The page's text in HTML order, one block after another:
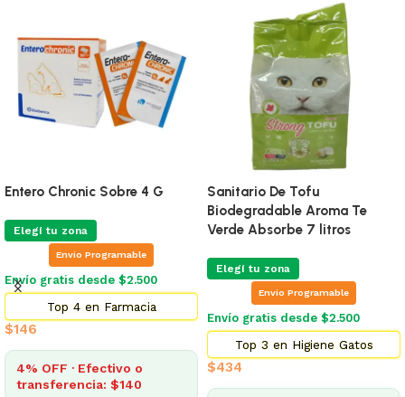
Entero Chronic Sobre 4 G
Elegí tu zona
Envio Programable
Envío gratis desde $2.500
Top 4 en Farmacia
$146
4% OFF · Efectivo o
transferencia: $140
Sanitario De Tofu
Biodegradable Aroma Te
Verde Absorbe 7 litros
Elegí tu zona
Envio Programable
Envío gratis desde $2.500
Top 3 en Higiene Gatos
$434